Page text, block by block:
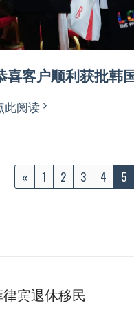
喜客户顺利获批韩
此阅读
« 1 2 3 4 5
律宾退休移民